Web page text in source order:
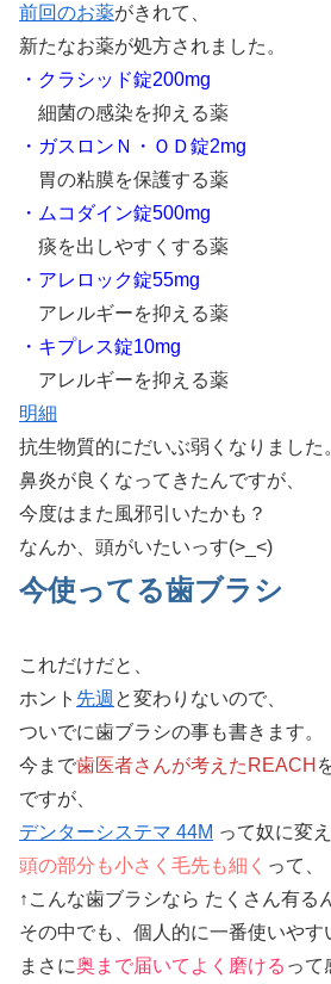
前回のお薬がきれて、
新たなお薬が処方されました。
・クラシッド錠200mg
細菌の感染を抑える薬
・ガスロンＮ・ＯＤ錠2mg
胃の粘膜を保護する薬
・ムコダイン錠500mg
痰を出しやすくする薬
・アレロック錠55mg
アレルギーを抑える薬
・キプレス錠10mg
アレルギーを抑える薬
明細
抗生物質的にだいぶ弱くなりました
鼻炎が良くなってきたんですが、
今度はまた風邪引いたかも？
なんか、頭がいたいっす(>_<)
今使ってる歯ブラシ
これだけだと、
ホント 先週 と変わりないので、
ついでに歯ブラシの事も書きます。
今まで歯医者さんが考えたREACH
ですが、
デンターシステマ 44M って奴に変
頭の部分も小さく毛先も細く って、
↑こんな歯ブラシなら たくさん有る
その中でも、個人的に一番使いやす
まさに奥まで届いてよく磨ける って